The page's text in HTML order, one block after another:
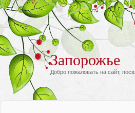
Запорожье
Добро пожаловать на сайт,